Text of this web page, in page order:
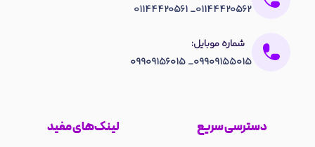
01144420562_ 01144420561
شماره موبایل:
09909155015_ 09909156015
دسترسی سریع لینک‌های مفید